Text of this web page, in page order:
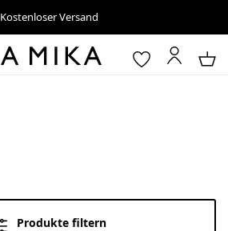
Kostenloser Versand
Produkte filtern